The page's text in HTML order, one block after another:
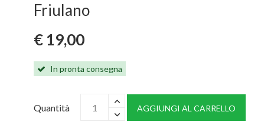
Friulano
€ 19,00
In pronta consegna
Quantità AGGIUNGI AL CARRELLO